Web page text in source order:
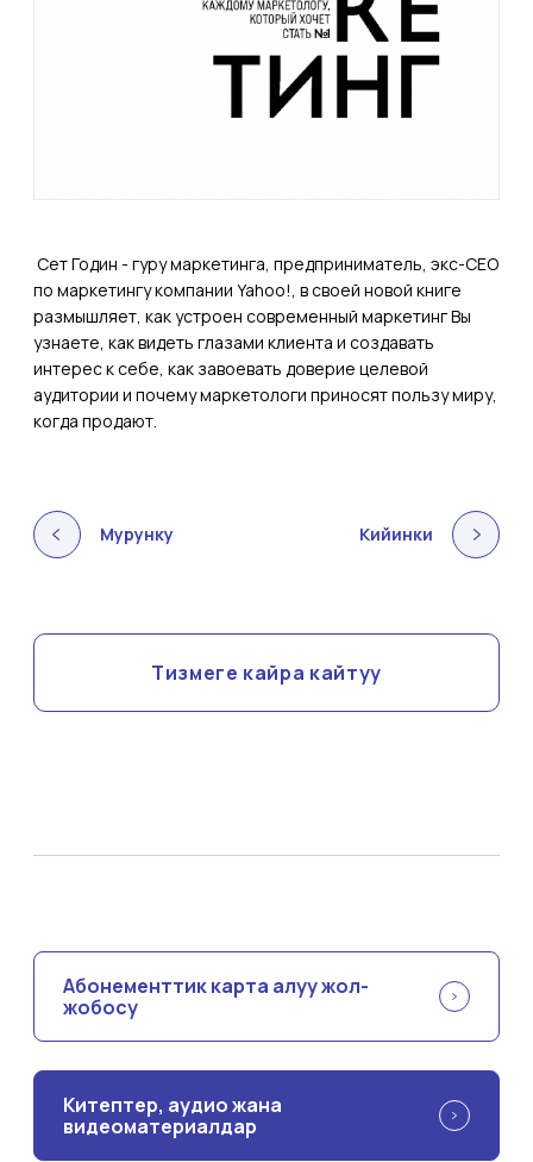
Сет Годин - гуру маркетинга, предприниматель, экс-CEO
по маркетингу компании Yahoo!, в своей новой книге
размышляет, как устроен современный маркетинг Вы
узнаете, как видеть глазами клиента и создавать
интерес к себе, как завоевать доверие целевой
аудитории и почему маркетологи приносят пользу миру,
когда продают.
Мурунку Кийинки
Тизмеге кайра кайтуу
Абонементтик карта алуу жол-
жобосу
Китептер, аудио жана
видеоматериалдар